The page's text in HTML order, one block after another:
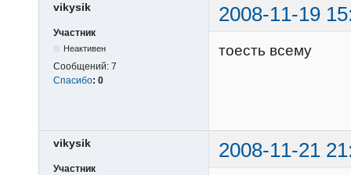
vikysik 2008-11-19
Участник
Неактивен
Сообщений: 7
Спасибо: 0
тоесть всему
vikysik 2008-11-21
Участник